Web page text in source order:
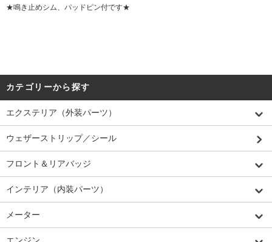
★鳴き止めシム、パッドピン付です★
カテゴリーから探す
エクステリア（外装パーツ）
ウェザーストリップ／シール
フロント＆リアバッジ
インテリア（内装パーツ）
メーター